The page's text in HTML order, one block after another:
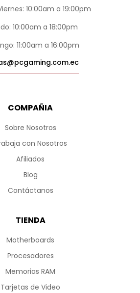
COMPAÑIA
Sobre Nosotros
con Nosotros
Afiliados
Blog
Contáctanos
TIENDA
Motherboards
Procesadores
Memorias RAM
Tarjetas de Video
10:00am a 19:00pm
10:00am a 18:00pm
11:00am a 16:00pm